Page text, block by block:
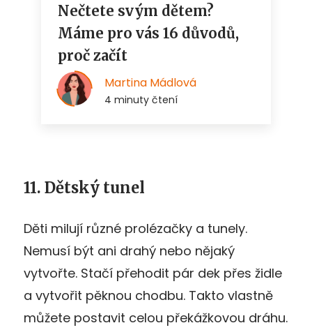
11. Dětský tunel
Děti milují různé prolézačky a tunely.
Nemusí být ani drahý nebo nějaký
vytvořte. Stačí přehodit pár dek přes židle
a vytvořit pěknou chodbu. Takto vlastně
můžete postavit celou překážkovou dráhu.